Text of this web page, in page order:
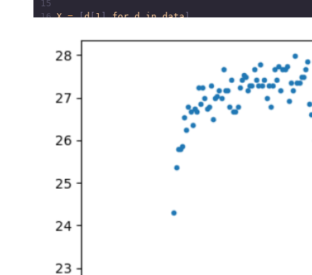
15
16 X = [d[1] for d in data]
plot(X, Y, 'o', markersize=3)
plt .show